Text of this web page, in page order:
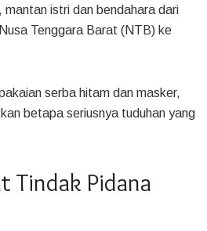
istri dan bendahara dari
Tenggara Barat (NTB) ke
serba hitam dan masker,
betapa seriusnya tuduhan yang
Tindak Pidana